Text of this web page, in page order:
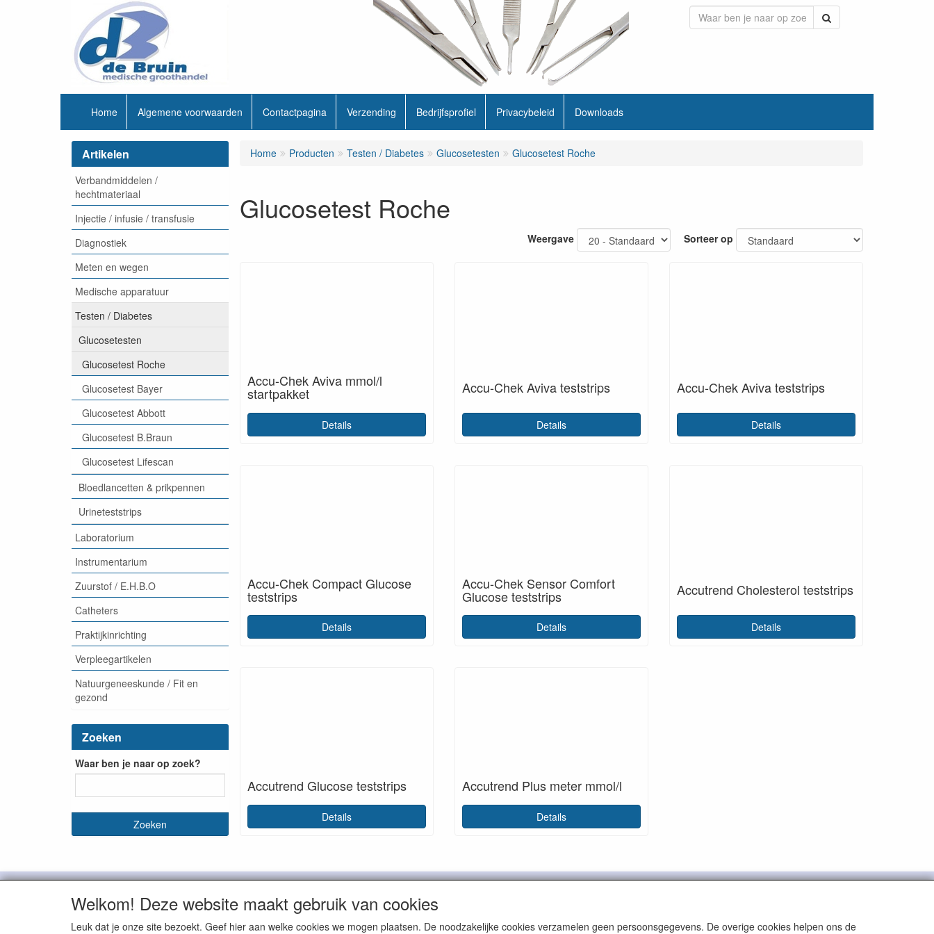
Welkom! Deze website maakt gebruik van cookies
Leuk dat je onze site bezoekt. Geef hier aan welke cookies we mogen plaatsen. De noodzakelijke cookies verzamelen geen persoonsgegevens. De overige cookies helpen ons de
Home Algemene voorwaarden Contactpagina Verzending Bedrijfsprofiel Privacybeleid Downloads
Home Producten Testen / Diabetes Glucosetesten Glucosetest Roche
Glucosetest Roche
Weergave Sorteer op
Accu-Chek Aviva mmol/l
startpakket
Details
Accu-Chek Aviva teststrips
Details
Accu-Chek Aviva teststrips
Details
Accu-Chek Compact Glucose
teststrips
Details
Accu-Chek Sensor Comfort
Glucose teststrips
Details
Accutrend Cholesterol teststrips
Details
Accutrend Glucose teststrips
Details
Accutrend Plus meter mmol/l
Details
Artikelen
Verbandmiddelen /
hechtmateriaal
Injectie / infusie / transfusie
Diagnostiek
Meten en wegen
Medische apparatuur
Testen / Diabetes
Glucosetesten
Glucosetest Roche
Glucosetest Bayer
Glucosetest Abbott
Glucosetest B.Braun
Glucosetest Lifescan
Bloedlancetten & prikpennen
Urineteststrips
Laboratorium
Instrumentarium
Zuurstof / E.H.B.O
Catheters
Praktijkinrichting
Verpleegartikelen
Natuurgeneeskunde / Fit en
gezond
Zoeken
Waar ben je naar op zoek?